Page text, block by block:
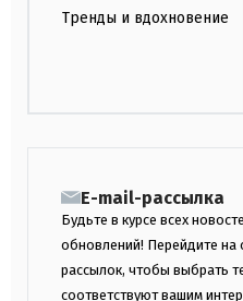
Тренды и вдохновение
E-mail-рассылка
Будьте в курсе всех
обновлений! Перейдите на
рассылок, чтобы выбрать
соответствуют вашим